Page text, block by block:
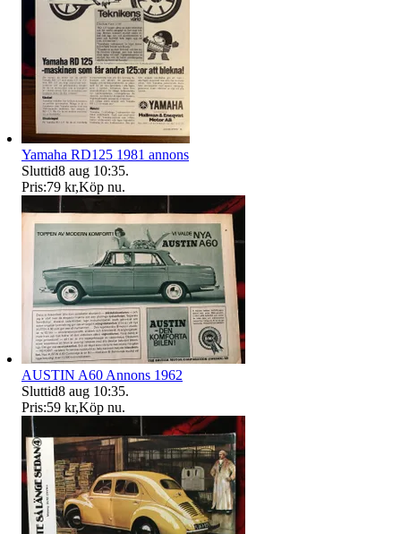
Yamaha RD125 1981 annons
Sluttid8 aug 10:35.
Pris:79 kr,Köp nu.
AUSTIN A60 Annons 1962
Sluttid8 aug 10:35.
Pris:59 kr,Köp nu.